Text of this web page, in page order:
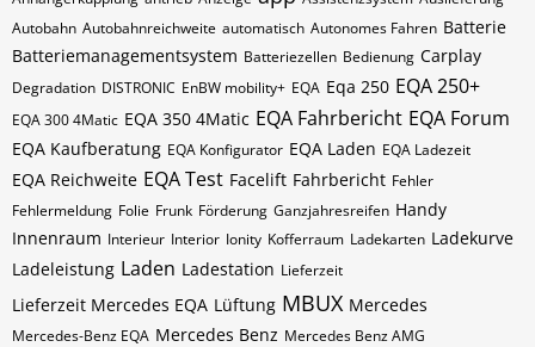
Autobahn Autobahnreichweite automatisch Autonomes Fahren Batterie
Batteriemanagementsystem Batteriezellen Bedienung Carplay
Degradation DISTRONIC EnBW mobility+ EQA Eqa 250 EQA 250+
EQA 300 4Matic EQA 350 4Matic EQA Fahrbericht EQA Forum
EQA Kaufberatung EQA Konfigurator EQA Laden EQA Ladezeit
EQA Reichweite EQA Test Facelift Fahrbericht Fehler
Fehlermeldung Folie Frunk Förderung Ganzjahresreifen Handy
Innenraum Interieur Interior Ionity Kofferraum Ladekarten Ladekurve
Ladeleistung Laden Ladestation Lieferzeit
Lieferzeit Mercedes EQA Lüftung MBUX Mercedes
Mercedes-Benz EQA Mercedes Benz Mercedes Benz AMG